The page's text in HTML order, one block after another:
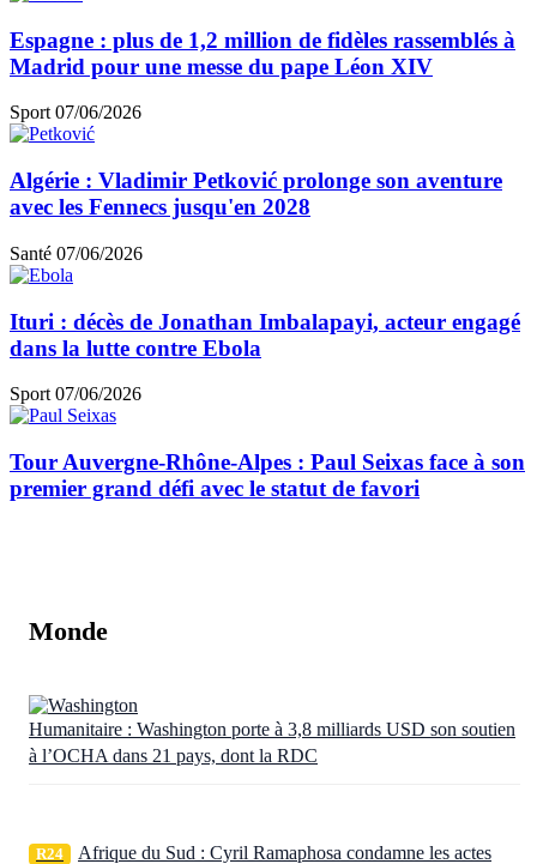
Espagne : plus de 1,2 million de fidèles rassemblés à
Madrid pour une messe du pape Léon XIV
Sport 07/06/2026
Algérie : Vladimir Petković prolonge son aventure
avec les Fennecs jusqu'en 2028
Santé 07/06/2026
Ituri : décès de Jonathan Imbalapayi, acteur engagé
dans la lutte contre Ebola
Sport 07/06/2026
Tour Auvergne-Rhône-Alpes : Paul Seixas face à son
premier grand défi avec le statut de favori
Monde
Humanitaire : Washington porte à 3,8 milliards USD son soutien
à l’OCHA dans 21 pays, dont la RDC
R24
Afrique du Sud : Cyril Ramaphosa condamne les actes